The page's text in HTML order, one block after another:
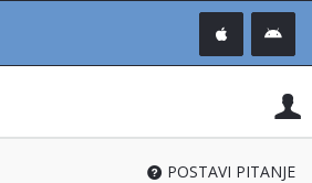
®
POSTAVI PITANJE